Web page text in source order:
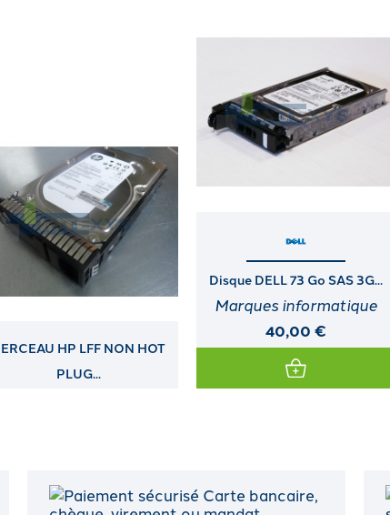
Disque DELL 73 Go SAS 3G... Disque HP 1,2 To SAS DS 12G...
Marques informatique
120,00 €